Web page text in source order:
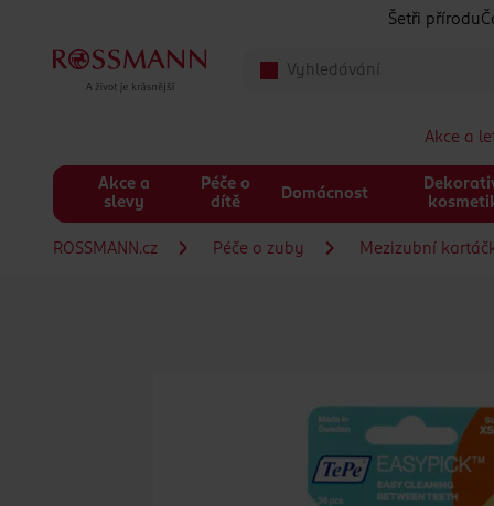
Šetři přírodu
Akce a
Akce a
slevy
Péče o
dítě
Domácnost
ROSSMANN.cz Péče o zuby Mezizubní